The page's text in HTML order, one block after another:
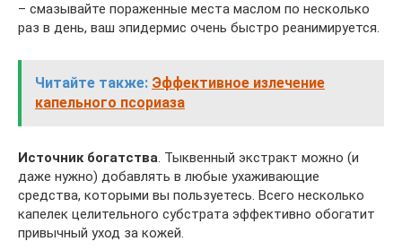
– смазывайте пораженные места маслом по несколько
раз в день, ваш эпидермис очень быстро реанимируется.
Читайте также: Эффективное излечение
капельного псориаза
Источник богатства. Тыквенный экстракт можно (и
даже нужно) добавлять в любые ухаживающие
средства, которыми вы пользуетесь. Всего несколько
капелек целительного субстрата эффективно обогатит
привычный уход за кожей.